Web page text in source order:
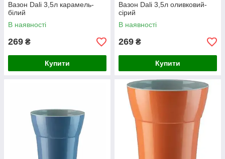
Вазон Dali 3,5л карамель-
білий
В наявності
269 ₴
Купити
Вазон Dali 3,5л оливковий-
сірий
В наявності
269 ₴
Купити